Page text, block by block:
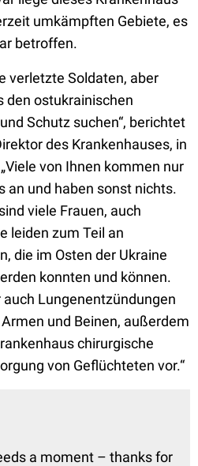
umkämpften Gebiete, es
betroffen.
verletzte Soldaten, aber
den ostukrainischen
Schutz suchen“, berichtet
des Krankenhauses, in
von Ihnen kommen nur
an und haben sonst nichts.
viele Frauen, auch
leiden zum Teil an
die im Osten der Ukraine
konnten und können.
Lungenentzündungen
und Beinen, außerdem
chirurgische
von Geflüchteten vor.“
a moment – thanks for